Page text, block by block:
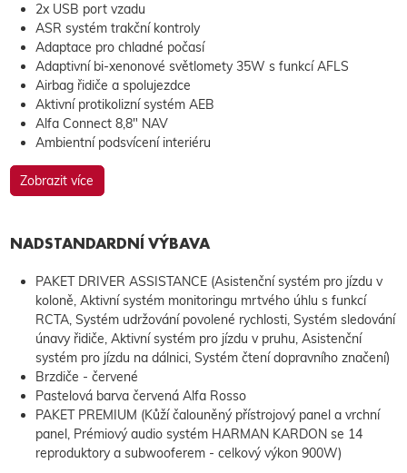
2x USB port vzadu
ASR systém trakční kontroly
Adaptace pro chladné počasí
Adaptivní bi-xenonové světlomety 35W s funkcí AFLS
Airbag řidiče a spolujezdce
Aktivní protikolizní systém AEB
Alfa Connect 8,8" NAV
Ambientní podsvícení interiéru
Zobrazit více
NADSTANDARDNÍ VÝBAVA
PAKET DRIVER ASSISTANCE (Asistenční systém pro jízdu v
koloně, Aktivní systém monitoringu mrtvého úhlu s funkcí
RCTA, Systém udržování povolené rychlosti, Systém sledování
únavy řidiče, Aktivní systém pro jízdu v pruhu, Asistenční
systém pro jízdu na dálnici, Systém čtení dopravního značení)
Brzdiče - červené
Pastelová barva červená Alfa Rosso
PAKET PREMIUM (Kůží čalouněný přístrojový panel a vrchní
panel, Prémiový audio systém HARMAN KARDON se 14
reproduktory a subwooferem - celkový výkon 900W)